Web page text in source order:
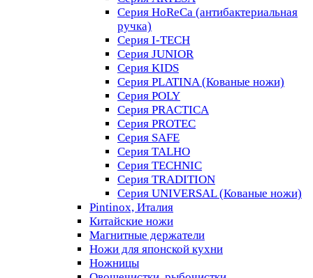
Серия HoReCa (антибактериальная
ручка)
Серия I-TECH
Серия JUNIOR
Серия KIDS
Серия PLATINA (Кованые ножи)
Серия POLY
Серия PRACTICA
Серия PROTEC
Серия SAFE
Серия TALHO
Серия TECHNIC
Серия TRADITION
Серия UNIVERSAL (Кованые ножи)
Pintinox, Италия
Китайские ножи
Магнитные держатели
Ножи для японской кухни
Ножницы